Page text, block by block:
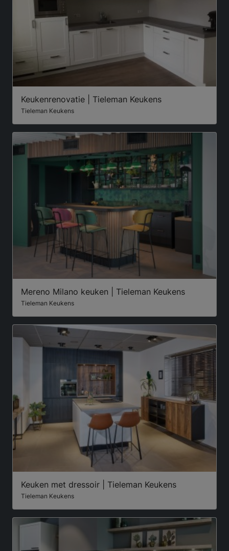
Keukenrenovatie | Tieleman Keukens
Tieleman Keukens
Mereno Milano keuken | Tieleman Keukens
Tieleman Keukens
Keuken met dressoir | Tieleman Keukens
Tieleman Keukens